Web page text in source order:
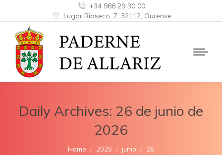
+34 988 29 30 00
Lugar Rioseco, 7, 32112, Ourense
Daily Archives: 26 de junio de
2026
You are here:
Home 2026 junio 26